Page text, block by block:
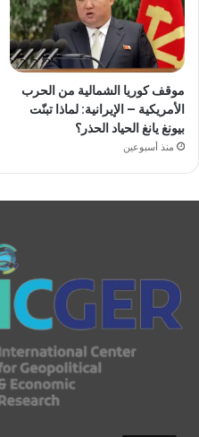
موقف كوريا الشمالية من الحرب
الأمريكية – الإيرانية: لماذا تبنّت
بيونغ يانغ الحياد الحذر؟
منذ أسبوعين